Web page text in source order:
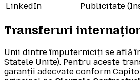
LinkedIn
Publicitate
Transferuri
Unii dintre împuterniciți se află
Statele Unite). Pentru aceste
garanții adecvate conform